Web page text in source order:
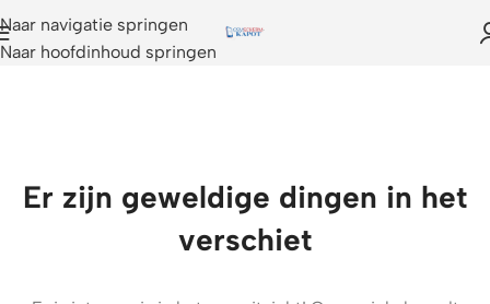
Naar navigatie springen
Naar hoofdinhoud springen
Er zijn geweldige dingen in het
verschiet